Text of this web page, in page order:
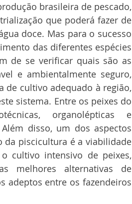
brasileira de pescado,
que poderá fazer de
doce. Mas para o sucesso
das diferentes espécies
de se verificar quais são as
e ambientalmente seguro,
de cultivo adequado à região,
sistema. Entre os peixes do
organolépticas e
disso, um dos aspectos
da piscicultura é a viabilidade
cultivo intensivo de peixes,
melhores alternativas de
adeptos entre os fazendeiros